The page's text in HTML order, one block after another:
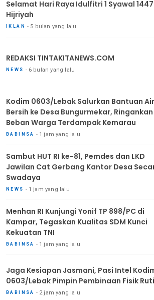
Selamat Hari Raya Idulfitri 1 Syawal 1447
Hijriyah
IKLAN 5 bulan yang lalu
REDAKSI TINTAKITANEWS.COM
NEWS 6 bulan yang lalu
Kodim 0603/Lebak Salurkan Bantuan Air
Bersih ke Desa Bungurmekar, Ringankan
Beban Warga Terdampak Kemarau
BABINSA 1 jam yang lalu
Sambut HUT RI ke-81, Pemdes dan LKD
Jawilan Cat Gerbang Kantor Desa
Swadaya
NEWS 1 jam yang lalu
Menhan RI Kunjungi Yonif TP 898/PC di
Kampar, Tegaskan Kualitas SDM Kunci
Kekuatan TNI
BABINSA 1 jam yang lalu
Jaga Kesiapan Jasmani, Pasi Intel
0603/Lebak Pimpin Pembinaan Fisik
BABINSA 2 jam yang lalu